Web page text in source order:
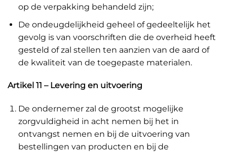
op de verpakking behandeld zijn;
De ondeugdelijkheid geheel of gedeeltelijk het
gevolg is van voorschriften die de overheid heeft
gesteld of zal stellen ten aanzien van de aard of
de kwaliteit van de toegepaste materialen.
Artikel 11 – Levering en uitvoering
De ondernemer zal de grootst mogelijke
zorgvuldigheid in acht nemen bij het in
ontvangst nemen en bij de uitvoering van
bestellingen van producten en bij de